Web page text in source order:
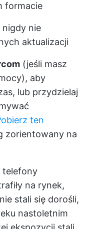
formacie
nigdy nie
aktualizacji
(jeśli masz
aby
lub przydzielaj
ten
zorientowany na
telefony
na rynek,
stali się dorośli,
nastoletnim